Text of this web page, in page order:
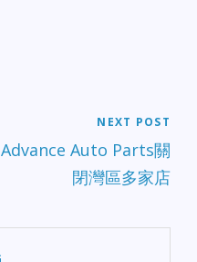
NEXT POST
Advance Auto Parts關
閉灣區多家店